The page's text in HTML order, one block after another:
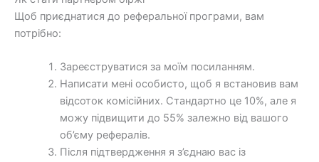
Щоб приєднатися до реферальної програми, вам
потрібно:
Зареєструватися за моїм посиланням.
Написати мені особисто, щоб я встановив вам
відсоток комісійних. Стандартно це 10%, але я
можу підвищити до 55% залежно від вашого
об’єму рефералів.
Після підтвердження я з’єднаю вас із